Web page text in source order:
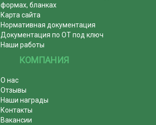
формах, бланках
Карта сайта
Нормативная документация
Документация по ОТ под ключ
Наши работы
КОМПАНИЯ
О нас
Отзывы
Наши награды
Контакты
Вакансии